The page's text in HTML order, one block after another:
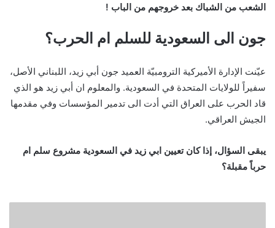
الشعب من الشباك بعد خروجهم من الباب !
جون الى السعودية للسلم ام الحرب؟
عيّنت الإدارة الأميركية الترومبيّة العميد جون أبي زيد، اللبناني الأصل،
سفيراً للولايات المتحدة في السعودية. والمعلوم ان أبي زيد هو الذي
قاد الحرب على العراق التي أدت الى تدمير المؤسسات وفي مقدمها
الجيش العراقي.
يبقى السؤال، إذا كان تعيين ابي زيد في السعودية مشروع سلم ام
حرباً مقبلة؟